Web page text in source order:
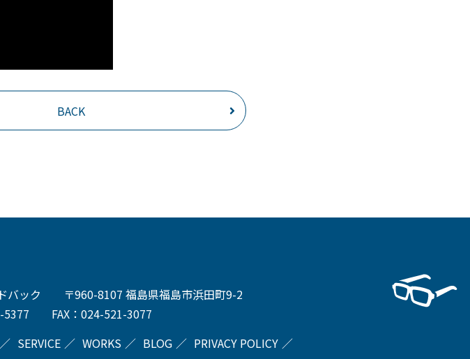
BACK
バック 〒960-8107 福島県福島市浜田町9-2
5377 FAX：024-521-3077
SERVICE WORKS BLOG PRIVACY POLICY